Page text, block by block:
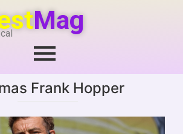
Mag
Frank Hopper